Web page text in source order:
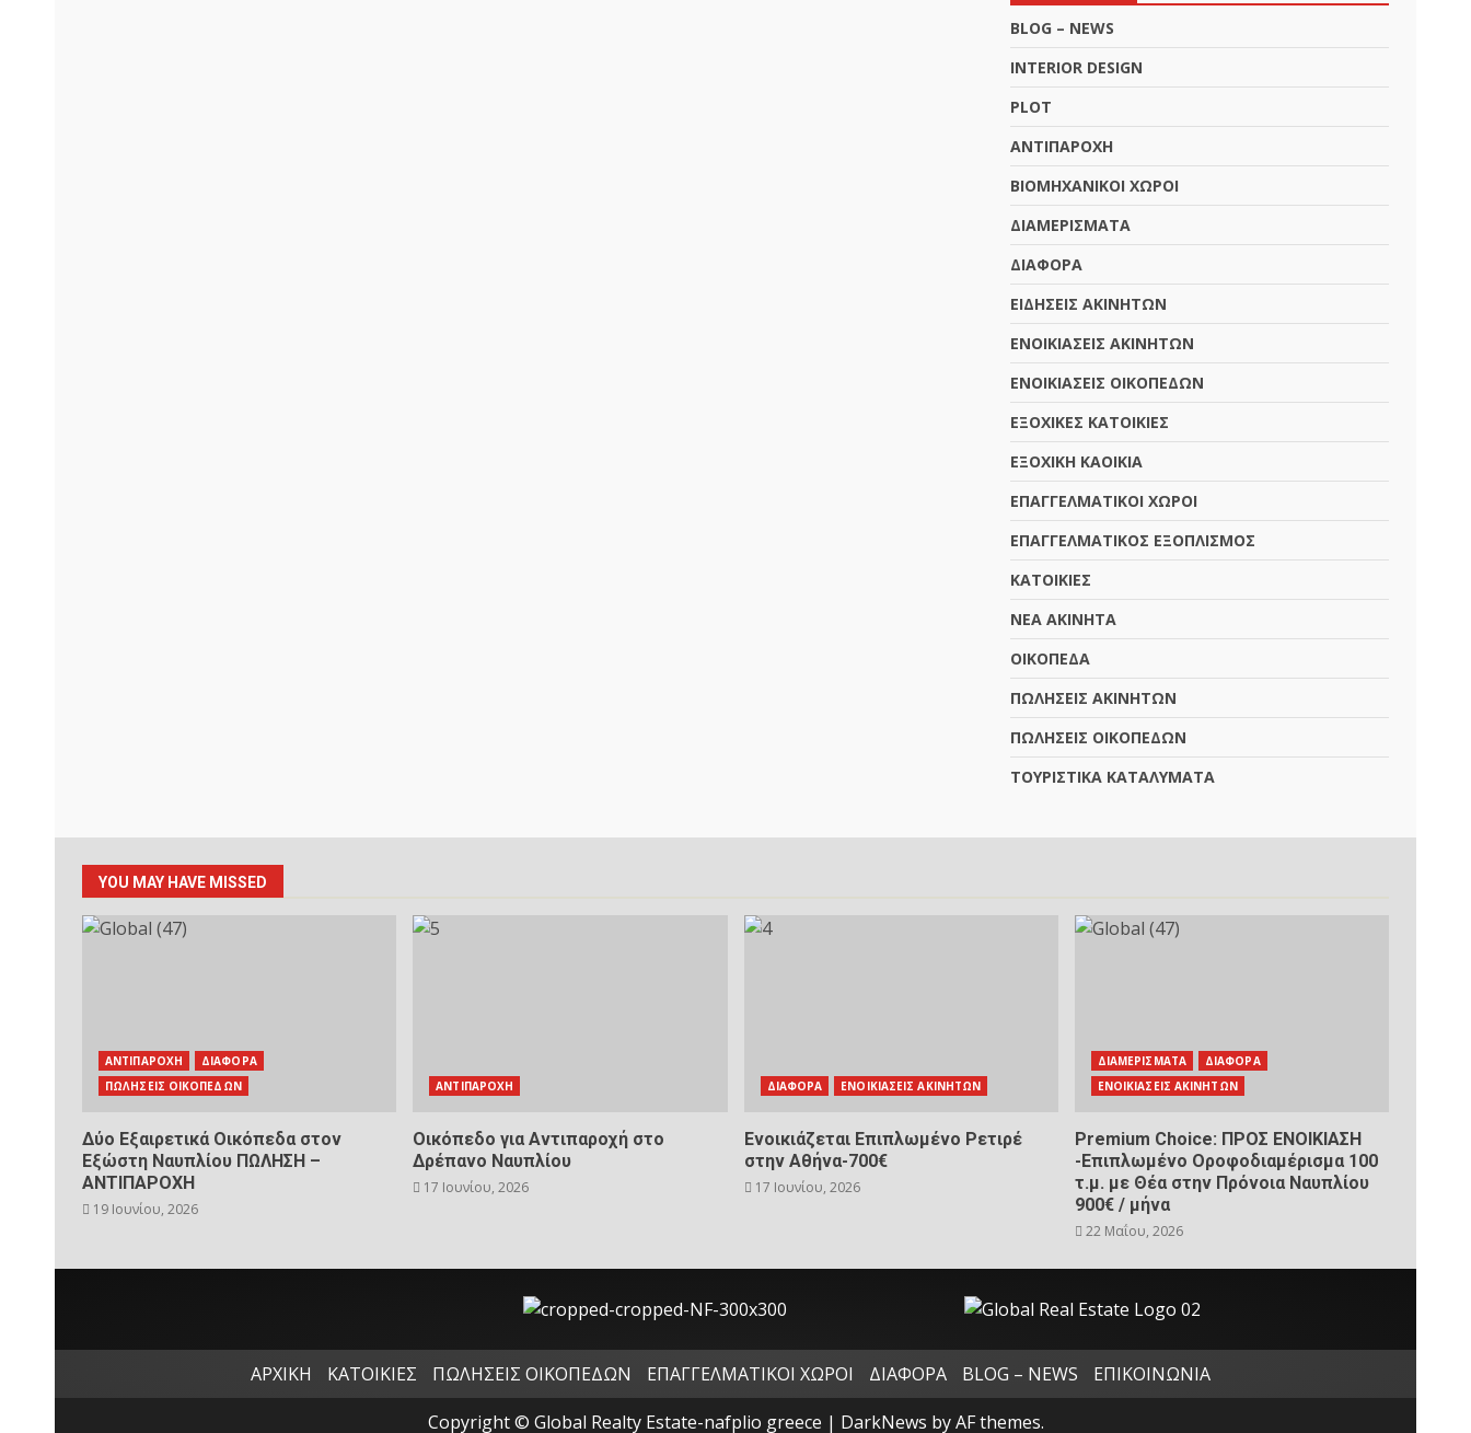
BLOG – NEWS
INTERIOR DESIGN
PLOT
ΑΝΤΙΠΑΡΟΧΗ
ΒΙΟΜΗΧΑΝΙΚΟΙ ΧΩΡΟΙ
ΔΙΑΜΕΡΙΣΜΑΤΑ
ΔΙΑΦΟΡΑ
ΕΙΔΗΣΕΙΣ ΑΚΙΝΗΤΩΝ
ΕΝΟΙΚΙΑΣΕΙΣ ΑΚΙΝΗΤΩΝ
ΕΝΟΙΚΙΑΣΕΙΣ ΟΙΚΟΠΕΔΩΝ
ΕΞΟΧΙΚΕΣ ΚΑΤΟΙΚΙΕΣ
ΕΞΟΧΙΚΗ ΚΑΟΙΚΙΑ
ΕΠΑΓΓΕΛΜΑΤΙΚΟΙ ΧΩΡΟΙ
ΕΠΑΓΓΕΛΜΑΤΙΚΟΣ ΕΞΟΠΛΙΣΜΟΣ
ΚΑΤΟΙΚΙΕΣ
ΝΕΑ ΑΚΙΝΗΤΑ
ΟΙΚΟΠΕΔΑ
ΠΩΛΗΣΕΙΣ ΑΚΙΝΗΤΩΝ
ΠΩΛΗΣΕΙΣ ΟΙΚΟΠΕΔΩΝ
ΤΟΥΡΙΣΤΙΚΑ ΚΑΤΑΛΥΜΑΤΑ
YOU MAY HAVE MISSED
ΑΝΤΙΠΑΡΟΧΗ
ΔΙΑΦΟΡΑ
ΠΩΛΗΣΕΙΣ ΟΙΚΟΠΕΔΩΝ
Δύο Εξαιρετικά Οικόπεδα στον
Εξώστη Ναυπλίου ΠΩΛΗΣΗ –
ΑΝΤΙΠΑΡΟΧΗ
19 Ιουνίου, 2026
ΑΝΤΙΠΑΡΟΧΗ
Οικόπεδο για Αντιπαροχή στο
Δρέπανο Ναυπλίου
17 Ιουνίου, 2026
ΔΙΑΦΟΡΑ ΕΝΟΙΚΙΑΣΕΙΣ ΑΚΙΝΗΤΩΝ
Ενοικιάζεται Επιπλωμένο Ρετιρέ
στην Αθήνα-700€
17 Ιουνίου, 2026
ΔΙΑΜΕΡΙΣΜΑΤΑ
ΔΙΑΦΟΡΑ
ΕΝΟΙΚΙΑΣΕΙΣ ΑΚΙΝΗΤΩΝ
Premium Choice: ΠΡΟΣ ΕΝΟΙΚΙΑΣΗ
-Επιπλωμένο Οροφοδιαμέρισμα 100
τ.μ. με Θέα στην Πρόνοια Ναυπλίου
900€ / μήνα
22 Μαΐου, 2026
ΑΡΧΙΚΗ ΚΑΤΟΙΚΙΕΣ ΠΩΛΗΣΕΙΣ ΟΙΚΟΠΕΔΩΝ ΕΠΑΓΓΕΛΜΑΤΙΚΟΙ ΧΩΡΟΙ ΔΙΑΦΟΡΑ BLOG – NEWS
ΕΠΙΚΟΙΝΩΝΙΑ
Copyright © Global Realty Estate-nafplio greece | DarkNews by AF themes.